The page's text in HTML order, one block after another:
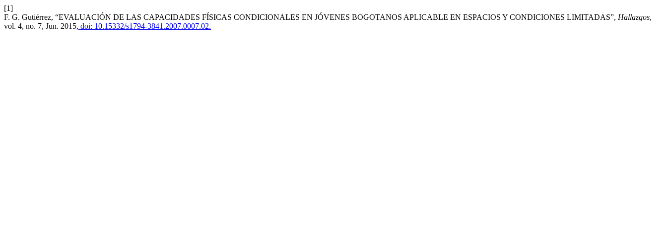
[1]
F. G. Gutiérrez, “EVALUACIÓN DE LAS CAPACIDADES FÍSICAS CONDICIONALES EN JÓVENES BOGOTANOS APLICABLE EN ESPACIOS Y CONDICIONES LIMITADAS”, Hallazgos,
vol. 4, no. 7, Jun. 2015, doi: 10.15332/s1794-3841.2007.0007.02.